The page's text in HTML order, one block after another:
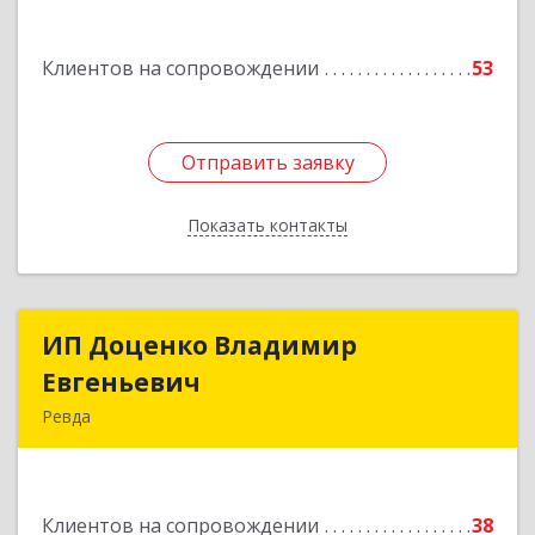
Клиентов на сопровождении 53
Отправить заявку
Показать контакты
Отправить заявку
Назад
ИП Доценко Владимир
Евгеньевич
Ревда
Клиентов на сопровождении
38
ИП Доценко Владимир
Подробнее